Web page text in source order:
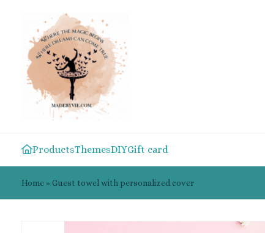
ProductsThemesDIYGift card
Home » Guest towel with personalized cover